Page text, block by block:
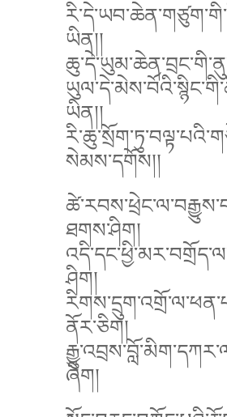
ཡིན།།
ཡིན།།
སེམས་དགོས།།
ཐགས་ཤིག།
ཤིག།
ནོར་ཅིག།
ཞིག།